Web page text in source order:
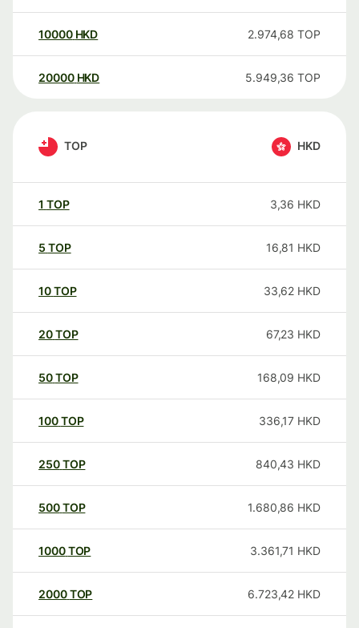
10000 HKD 2.974,68 TOP
20000 HKD 5.949,36 TOP
TOP HKD
1 TOP 3,36 HKD
5 TOP 16,81 HKD
10TOP 33,62 HKD
20TOP 67,23 HKD
50TOP 168,09 HKD
100TOP 336,17 HKD
250TOP 840,43 HKD
500TOP 1.680,86 HKD
1000TOP 3.361,71 HKD
2000TOP 6.723,42 HKD